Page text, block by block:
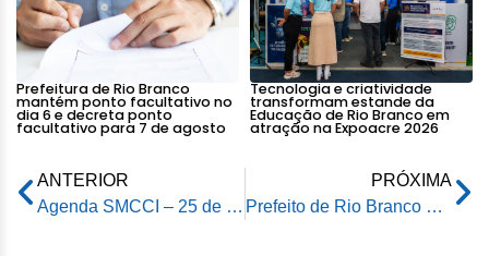
Prefeitura de Rio Branco
mantém ponto facultativo no
dia 6 e decreta ponto
facultativo para 7 de agosto
Tecnologia e criatividade
transformam estande da
Educação de Rio Branco em
atração na Expoacre 2026
ANTERIOR
Agenda SMCCI – 25 de novembro de 2025
PRÓXIMA
Prefeito de Rio Branco participa da abertura da 4ª Semana de Engenharia, Agronomia e Geociências